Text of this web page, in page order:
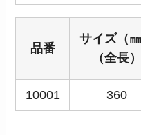
品番
サイズ（㎜
（全長）
10001 360